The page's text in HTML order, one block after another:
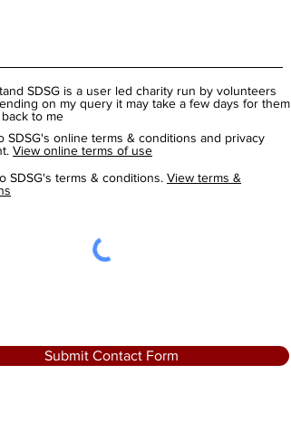
SDSG is a user led charity run by volunteers
on my query it may take a few days for them
to me
SDSG's online terms & conditions and privacy
View online terms of use
SDSG's terms & conditions. View terms &
Submit Contact Form